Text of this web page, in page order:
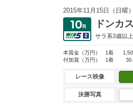
2015年11月15日（日曜
ドンカ
サラ系3歳以上
本賞金 （万円） 1着
付加賞 （万円） 1着
レース映像
決勝写真